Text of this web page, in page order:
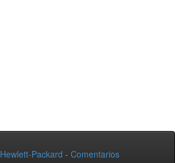
Hewlett-Packard - Comentarios